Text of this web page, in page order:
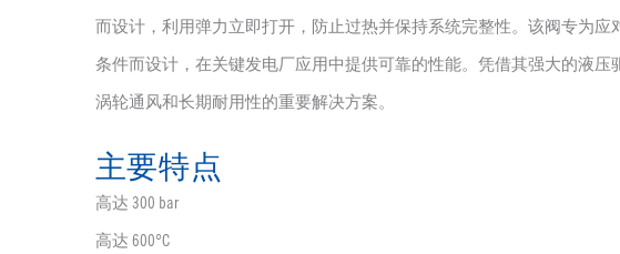
而设计，利用弹力立即打开，防止过热并保持系统完整性。该阀专为应对
条件而设计，在关键发电厂应用中提供可靠的性能。凭借其强大的液压
涡轮通风和长期耐用性的重要解决方案。
主要特点
高达 300 bar
高达 600°C